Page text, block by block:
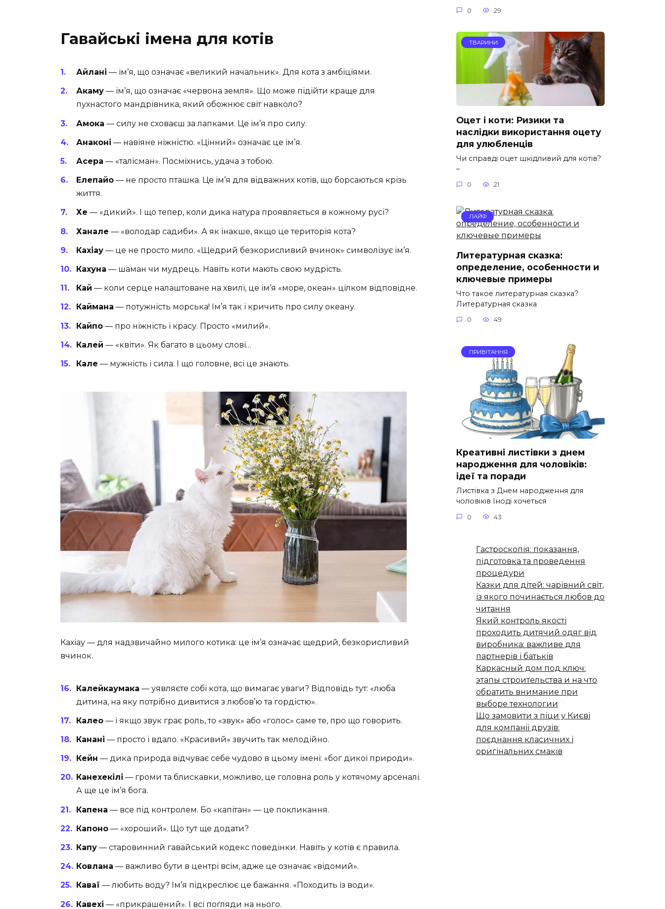
Гавайські імена для котів
Айлані — ім’я, що означає «великий начальник». Для кота з амбіціями.
Акаму — ім’я, що означає «червона земля». Що може підійти краще для
пухнастого мандрівника, який обожнює світ навколо?
Амока — силу не сховаєш за лапками. Це ім’я про силу.
Анаконі — навіяне ніжністю. «Цінний» означає це ім’я.
Асера — «талісман». Посміхнись, удача з тобою.
Елепайо — не просто пташка. Це ім’я для відважних котів, що борсаються крізь
життя.
Хе — «дикий». І що тепер, коли дика натура проявляється в кожному русі?
Ханале — «володар садиби». А як інакше, якщо це територія кота?
Кахіау — це не просто мило. «Щедрий безкорисливий вчинок» символізує ім’я.
Кахуна — шаман чи мудрець. Навіть коти мають свою мудрість.
Кай — коли серце налаштоване на хвилі, це ім’я «море, океан» цілком відповідне.
Каймана — потужність морська! Ім’я так і кричить про силу океану.
Кайпо — про ніжність і красу. Просто «милий».
Калей — «квіти». Як багато в цьому слові…
Кале — мужність і сила. І що головне, всі це знають.
Кахіау — для надзвичайно милого котика: це ім’я означає щедрий, безкорисливий
вчинок.
Калейкаумака — уявляєте собі кота, що вимагає уваги? Відповідь тут: «люба
дитина, на яку потрібно дивитися з любов’ю та гордістю».
Калео — і якщо звук грає роль, то «звук» або «голос» саме те, про що говорить.
Канані — просто і вдало. «Красивий» звучить так мелодійно.
Кейн — дика природа відчуває себе чудово в цьому імені: «бог дикої природи».
Канехекілі — громи та блискавки, можливо, це головна роль у котячому арсеналі.
А ще це ім’я бога.
Капена — все під контролем. Бо «капітан» — це покликання.
Капоно — «хороший». Що тут ще додати?
Капу — старовинний гавайський кодекс поведінки. Навіть у котів є правила.
Ковлана — важливо бути в центрі всім, адже це означає «відомий».
Каваї — любить воду? Ім’я підкреслює це бажання. «Походить із води».
Кавехі — «прикрашений». І всі погляди на нього.
0 29
ТВАРИНИ
Оцет і коти: Ризики та
наслідки використання оцету
для улюбленців
Чи справді оцет шкідливий для котів?
–
0 21
ЛАЙФ
Литературная сказка:
определение, особенности и
ключевые примеры
Что такое литературная сказка?
Литературная сказка
0 49
ПРИВІТАННЯ
Креативні листівки з днем
народження для чоловіків:
ідеї та поради
Листівка з Днем народження для
чоловіків Іноді хочеться
0 43
Гастроскопія: показання,
підготовка та проведення
процедури
Казки для дітей: чарівний світ,
із якого починається любов до
читання
Який контроль якості
проходить дитячий одяг від
виробника: важливе для
партнерів і батьків
Каркасный дом под ключ:
этапы строительства и на что
обратить внимание при
выборе технологии
Що замовити з піци у Києві
для компанії друзів:
поєднання класичних і
оригінальних смаків